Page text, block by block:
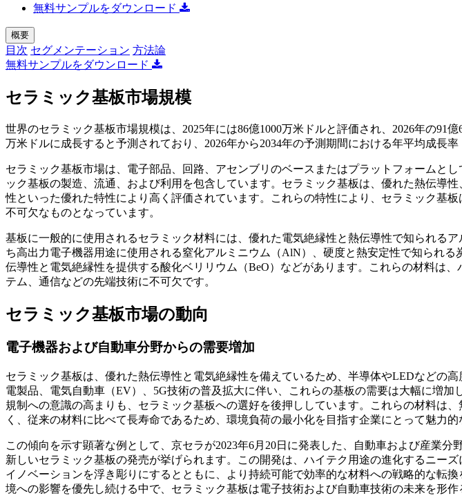
無料サンプルをダウンロード
概要
目次 セグメンテーション 方法論
無料サンプルをダウンロード
セラミック基板市場規模
世界のセラミック基板市場規模は、2025年には86億1000万米ドルと評価され、2026年の91億
万米ドルに成長すると予測されており、2026年から2034年の予測期間における年平均成長率
セラミック基板市場は、電子部品、回路、アセンブリのベースまたはプラットフォームと
ック基板の製造、流通、および利用を包含しています。セラミック基板は、優れた熱伝導
性といった優れた特性により高く評価されています。これらの特性により、セラミック基
不可欠なものとなっています。
基板に一般的に使用されるセラミック材料には、優れた電気絶縁性と熱伝導性で知られる
ち高出力電子機器用途に使用される窒化アルミニウム（AlN）、硬度と熱安定性で知られる
伝導性と電気絶縁性を提供する酸化ベリリウム（BeO）などがあります。これらの材料は
テム、通信などの先端技術に不可欠です。
セラミック基板市場の動向
電子機器および自動車分野からの需要増加
セラミック基板は、優れた熱伝導性と電気絶縁性を備えているため、半導体やLEDなどの
電製品、電気自動車（EV）、5G技術の普及拡大に伴い、これらの基板の需要は大幅に増加
規制への意識の高まりも、セラミック基板への選好を後押ししています。これらの材料は
く、従来の材料に比べて長寿命であるため、環境負荷の最小化を目指す企業にとって魅力的
この傾向を示す顕著な例として、京セラが2023年6月20日に発表した、自動車および産業分
新しいセラミック基板の発売が挙げられます。この開発は、ハイテク用途の進化するニー
イノベーションを浮き彫りにするとともに、より持続可能で効率的な材料への戦略的な転
境への影響を優先し続ける中で、セラミック基板は電子技術および自動車技術の未来を形